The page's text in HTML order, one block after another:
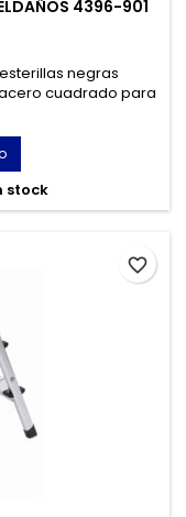
4396-901
negras
cuadrado para
de seguridad de
total de apoyo.
stock
favorite_border